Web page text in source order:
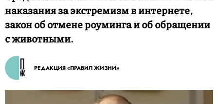
наказания за экстремизм в интернете,
закон об отмене роуминга и об обращении
с животными.
РЕДАКЦИЯ «ПРАВИЛ ЖИЗНИ»